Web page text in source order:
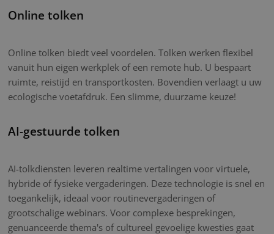
Online tolken
Online tolken biedt veel voordelen. Tolken werken flexibel
vanuit hun eigen werkplek of een remote hub. U bespaart
ruimte, reistijd en transportkosten. Bovendien verlaagt u uw
ecologische voetafdruk. Een slimme, duurzame keuze!
AI-gestuurde tolken
AI-tolkdiensten leveren realtime vertalingen voor virtuele,
hybride of fysieke vergaderingen. Deze technologie is snel en
toegankelijk, ideaal voor routinevergaderingen of
grootschalige webinars. Voor complexe besprekingen,
genuanceerde thema's of cultureel gevoelige kwesties gaat